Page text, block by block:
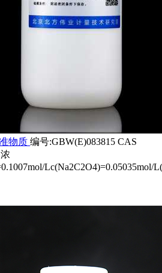
物质 编号:GBW(E)083815 CAS
Lc(Na2C2O4)=0.05035mol/